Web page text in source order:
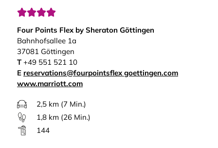

Four Points Flex by Sheraton Göttingen
Bahnhofsallee 1a
37081 Göttingen
T+49 551 521 10
E reservations@fourpointsflex goettingen.com
www.marriott.com
2,5 km (7 Min.)
1,8 km (26 Min.)
144